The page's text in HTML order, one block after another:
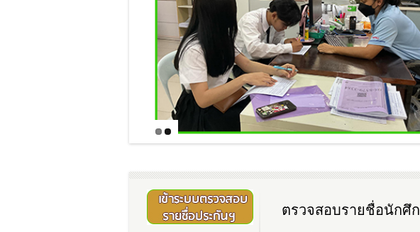
ตรวจสอบรายชื่อนักศึ